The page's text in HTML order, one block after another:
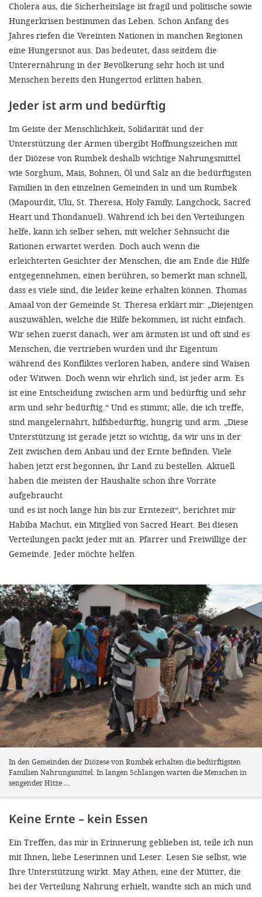
Cholera aus, die Sicherheitslage ist fragil und politische sowie
Hungerkrisen bestimmen das Leben. Schon Anfang des
Jahres riefen die Vereinten Nationen in manchen Regionen
eine Hungersnot aus. Das bedeutet, dass seitdem die
Unterernährung in der Bevölkerung sehr hoch ist und
Menschen bereits den Hungertod erlitten haben.
Jeder ist arm und bedürftig
Im Geiste der Menschlichkeit, Solidarität und der
Unterstützung der Armen übergibt Hoffnungszeichen mit
der Diözese von Rumbek deshalb wichtige Nahrungsmittel
wie Sorghum, Mais, Bohnen, Öl und Salz an die bedürftigsten
Familien in den einzelnen Gemeinden in und um Rumbek
(Mapourdit, Ulu, St. Theresa, Holy Family, Langchock, Sacred
Heart und Thondanuel). Während ich bei den Verteilungen
helfe, kann ich selber sehen, mit welcher Sehnsucht die
Rationen erwartet werden. Doch auch wenn die
erleichterten Gesichter der Menschen, die am Ende die Hilfe
entgegennehmen, einen berühren, so bemerkt man schnell,
dass es viele sind, die leider keine erhalten können. Thomas
Amaal von der Gemeinde St. Theresa erklärt mir: „Diejenigen
auszuwählen, welche die Hilfe bekommen, ist nicht einfach.
Wir sehen zuerst danach, wer am ärmsten ist und oft sind es
Menschen, die vertrieben wurden und ihr Eigentum
während des Konfliktes verloren haben, andere sind Waisen
oder Witwen. Doch wenn wir ehrlich sind, ist jeder arm. Es
ist eine Entscheidung zwischen arm und bedürftig und sehr
arm und sehr bedürftig.“ Und es stimmt; alle, die ich treffe,
sind mangelernährt, hilfsbedürftig, hungrig und arm. „Diese
Unterstützung ist gerade jetzt so wichtig, da wir uns in der
Zeit zwischen dem Anbau und der Ernte befinden. Viele
haben jetzt erst begonnen, ihr Land zu bestellen. Aktuell
haben die meisten der Haushalte schon ihre Vorräte
aufgebraucht
und es ist noch lange hin bis zur Erntezeit“, berichtet mir
Habiba Machut, ein Mitglied von Sacred Heart. Bei diesen
Verteilungen packt jeder mit an. Pfarrer und Freiwillige der
Gemeinde. Jeder möchte helfen.
In den Gemeinden der Diözese von Rumbek erhalten die bedürftigsten
Familien Nahrungsmittel. In langen Schlangen warten die Menschen in
sengender Hitze …
Keine Ernte – kein Essen
Ein Treffen, das mir in Erinnerung geblieben ist, teile ich nun
mit Ihnen, liebe Leserinnen und Leser. Lesen Sie selbst, wie
Ihre Unterstützung wirkt. May Athen, eine der Mütter, die
bei der Verteilung Nahrung erhielt, wandte sich an mich und